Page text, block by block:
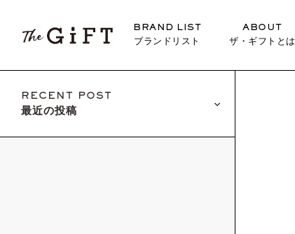
BRAND LIST
ブランドリスト
ABOUT
ザ・ギフトとは
RECENT POST
最近の投稿